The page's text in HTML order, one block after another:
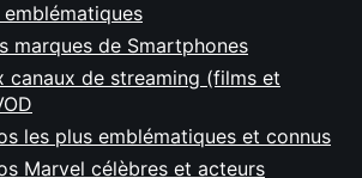
marques de Smartphones
canaux de streaming (films et
les plus emblématiques et connus
Marvel célèbres et acteurs